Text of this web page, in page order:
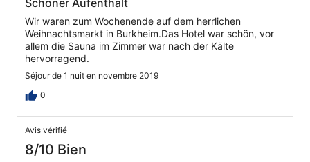
Wir waren zum Wochenende auf dem herrlichen
Weihnachtsmarkt in Burkheim.Das Hotel war schön, vor
allem die Sauna im Zimmer war nach der Kälte
hervorragend.
Séjour de 1 nuit en novembre 2019
0
Avis vérifié
8/10 Bien